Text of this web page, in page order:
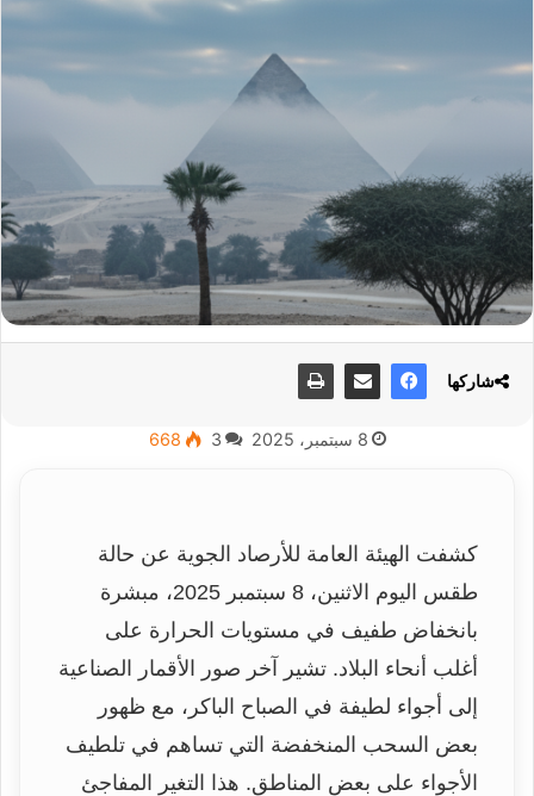
8 سبتمبر، 2025 3
668
كشفت الهيئة العامة للأرصاد الجوية عن حالة
طقس اليوم الاثنين، 8 سبتمبر 2025، مبشرة
بانخفاض طفيف في مستويات الحرارة على
أغلب أنحاء البلاد. تشير آخر صور الأقمار الصناعية
إلى أجواء لطيفة في الصباح الباكر، مع ظهور
بعض السحب المنخفضة التي تساهم في تلطيف
الأجواء على بعض المناطق. هذا التغير المفاجئ
شاركها